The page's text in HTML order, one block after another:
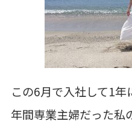
この6月で入社して1
年間専業主婦だった私